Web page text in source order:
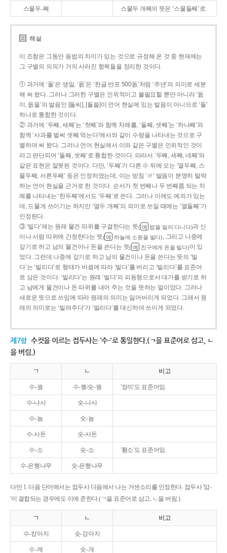
스물두-째 스물두 개째의 뜻은 ‘스물둘째’로.
해설
이 조항은 그동안 용법의 차이가 있는 것으로 규정해 온 것 중 현재에는
그 구별의 의의가 거의 사라진 항목들을 정리한 것이다.
① 과거에 ‘돌’은 생일, ‘돐’은 ‘한글 반포 500돐’처럼 ‘주년’의 의미로 세분
해 써 왔다. 그러나 그러한 구별은 인위적이고 불필요할 뿐만 아니라 ‘돐
이, 돐을’의 발음인 [돌씨], [돌쓸]이 언어 현실에 있는 발음이 아니므로 ‘돌’
하나로 통합한 것이다.
② 과거에 ‘두째, 세째’는 ‘첫째’와 함께 차례를, ‘둘째, 셋째’는 ‘하나째’와
함께 ‘사과를 벌써 셋째 먹는다’에서와 같이 수량을 나타내는 것으로 구
별하여 써 왔다. 그러나 언어 현실에서 이와 같은 구별은 인위적인 것이
라고 판단되어 ‘둘째, 셋째’로 통합한 것이다. 따라서 ‘두째, 세째, 네째’와
같은 표현은 잘못된 것이다. 다만, ‘두째’가 다른 수 뒤에 오는 ‘열두째, 스
물두째, 서른두째’ 등은 인정하였는데, 이는 받침 ‘ㄹ’ 발음이 분명히 탈락
하는 언어 현실을 근거로 한 것이다. 순서가 첫 번째나 두 번째쯤 되는 차
례를 나타내는 ‘한두째’에서도 ‘두째’로 쓴다. 그러나 이에도 예외가 있는
데, 드물게 쓰이기는 하지만 ‘열두 개째’의 의미로 쓰일 때에는 ‘열둘째’가
인정된다.
③ ‘빌다’에는 원래 물건 따위를 구걸한다는 뜻( 예 밥을 빌러 다니다)과 신
이나 사람 따위에 간청한다는 뜻( 예 하늘에 소원을 빌다), 그리고 나중에
갚기로 하고 남의 물건이나 돈을 쓴다는 뜻( 예 친구에게 돈을 빌다)이 있
었다. 그런데 나중에 갚기로 하고 남의 물건이나 돈을 쓴다는 뜻의 ‘빌
다’는 ‘빌리다’로 형태가 바뀜에 따라 ‘빌다’를 버리고 ‘빌리다’를 표준어
로 삼은 것이다. ‘빌리다’는 원래 ‘빌다’의 피동형으로서 대가를 받기로 하
고 남에게 물건이나 돈 따위를 내어 주는 것을 뜻하는 말이었다. 그러나
새로운 뜻으로 쓰임에 따라 원래의 의미는 잃어버리게 되었다. 그래서 원
래의 의미로는 ‘빌려주다’가 ‘빌리다’를 대신하여 쓰이게 되었다.
제7항 수컷을 이르는 접두사는 '수-'로 통일한다.(ㄱ을 표준어로 삼고, ㄴ
을 버림.)
ㄱ ㄴ 비고
수-꿩 수-퀑/숫-꿩 '장끼'도 표준어임.
수-나사 숫-나사
수-놈 숫-놈
수-사돈 숫-사돈
수-소 숫-소 '황소'도 표준어임.
수-은행나무 숫-은행나무
다만 1. 다음 단어에서는 접두사 다음에서 나는 거센소리를 인정한다. 접두사 '암-
'이 결합되는 경우에도 이에 준한다.(ㄱ을 표준어로 삼고, ㄴ을 버림.)
ㄱ ㄴ 비고
수-캉아지 숫-강아지
수-캐 숫-개